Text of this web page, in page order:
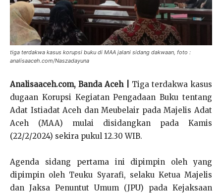
tiga terdakwa kasus korupsi buku di MAA jalani sidang dakwaan, foto :
analisaaceh.com/Naszadayuna
Analisaaceh.com, Banda Aceh |
Tiga terdakwa kasus
dugaan Korupsi Kegiatan Pengadaan Buku tentang
Adat Istiadat Aceh dan Meubelair pada Majelis Adat
Aceh (MAA) mulai disidangkan pada Kamis
(22/2/2024) sekira pukul 12.30 WIB.
Agenda sidang pertama ini dipimpin oleh yang
dipimpin oleh Teuku Syarafi, selaku Ketua Majelis
dan Jaksa Penuntut Umum (JPU) pada Kejaksaan